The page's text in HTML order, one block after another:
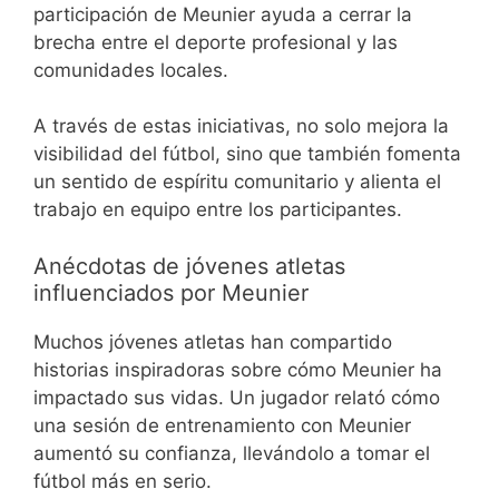
participación de Meunier ayuda a cerrar la
brecha entre el deporte profesional y las
comunidades locales.
A través de estas iniciativas, no solo mejora la
visibilidad del fútbol, sino que también fomenta
un sentido de espíritu comunitario y alienta el
trabajo en equipo entre los participantes.
Anécdotas de jóvenes atletas
influenciados por Meunier
Muchos jóvenes atletas han compartido
historias inspiradoras sobre cómo Meunier ha
impactado sus vidas. Un jugador relató cómo
una sesión de entrenamiento con Meunier
aumentó su confianza, llevándolo a tomar el
fútbol más en serio.